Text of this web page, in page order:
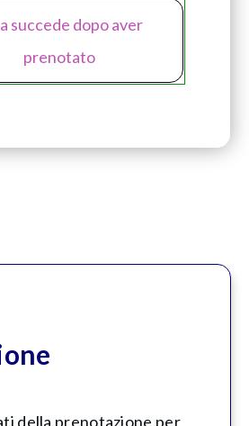
succede dopo aver
prenotato
della prenotazione per